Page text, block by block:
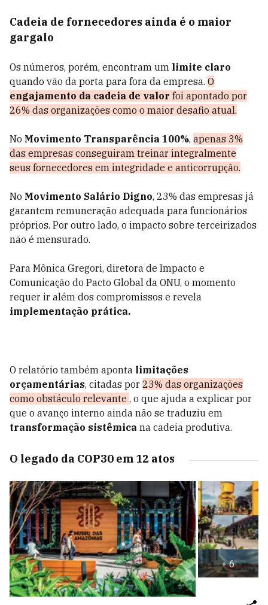
Cadeia de fornecedores ainda é o maior
gargalo
Os números, porém, encontram um limite claro
quando vão da porta para fora da empresa. O
engajamento da cadeia de valor foi apontado por
26% das organizações como o maior desafio atual.
No Movimento Transparência 100%, apenas 3%
das empresas conseguiram treinar integralmente
seus fornecedores em integridade e anticorrupção.
No Movimento Salário Digno, 23% das empresas já
garantem remuneração adequada para funcionários
próprios. Por outro lado, o impacto sobre terceirizados
não é mensurado.
Para Mônica Gregori, diretora de Impacto e
Comunicação do Pacto Global da ONU, o momento
requer ir além dos compromissos e revela
implementação prática.
O relatório também aponta limitações
orçamentárias, citadas por 23% das organizações
como obstáculo relevante , o que ajuda a explicar por
que o avanço interno ainda não se traduziu em
transformação sistêmica na cadeia produtiva.
O legado da COP30 em 12 atos
+6